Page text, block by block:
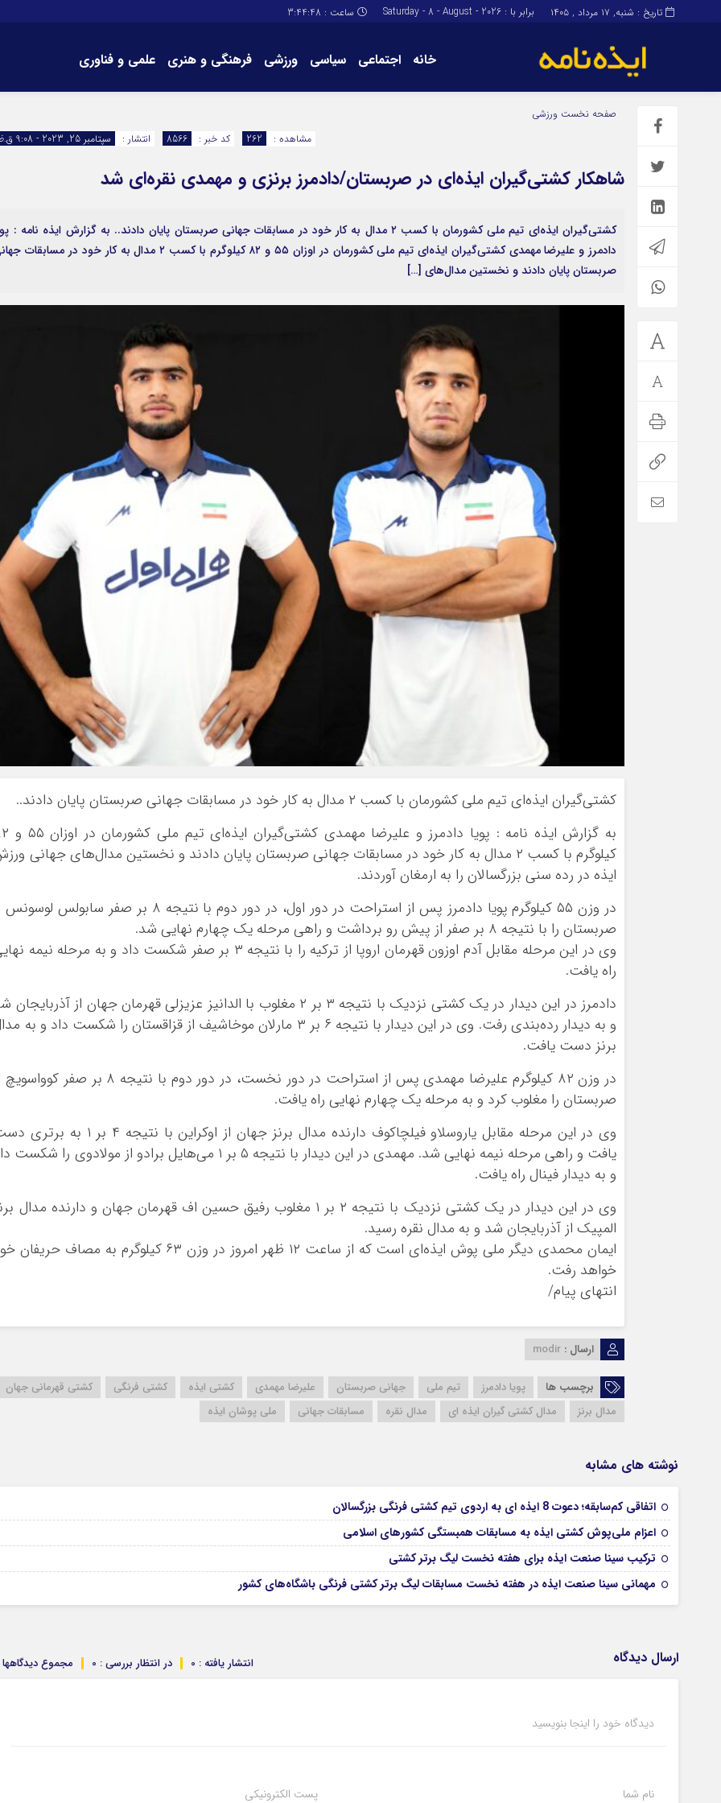
تاریخ : شنبه, ۱۷ مرداد , ۱۴۰۵ برابر با : Saturday - 8 - August - 2026 ساعت : 3:44:48
خانه اجتماعی سیاسی ورزشی فرهنگی و هنری علمی و فناوری
برگه نمونهصفحه نخست ورزشی
انتشار :
سپتامبر 25, 2023 - 9:08 ق.ظ کد خبر : 8566 مشاهده : 262
شاهکار کشتی‌گیران ایذه‌ای در صربستان/دادمرز برنزی و مهمدی نقره‌ای شد
کشتی‌گیران ایذه‌ای تیم ملی کشورمان با کسب ۲ مدال به کار خود در مسابقات جهانی صربستان پایان دادند.. به گزارش ایذه نامه :
دادمرز و علیرضا مهمدی کشتی‌گیران ایذه‌ای تیم ملی کشورمان در اوزان ۵۵ و ۸۲ کیلوگرم با کسب ۲ مدال به کار خود در
صربستان پایان دادند و نخستین مدال‌های […]
کشتی‌گیران ایذه‌ای تیم ملی کشورمان با کسب ۲ مدال به کار خود در مسابقات جهانی صربستان پایان دادند.
.
به گزارش ایذه نامه : پویا
کیلوگرم با کسب ۲ مدال به کار خود در مسابقات جهانی صربستان پایان دادند و نخستین مدال‌های جهانی
ایذه در رده سنی بزرگسالان را به ارمغان آوردند.
در وزن ۵۵ کیلوگرم پویا دادمرز پس از استراحت در دور اول، در دور دوم با نتیجه ۸ بر صفر سابولس
صربستان را با نتیجه ۸ بر صفر از پیش رو برداشت و راهی مرحله یک چهارم نهایی شد.
وی در این مرحله مقابل آدم اوزون قهرمان اروپا از ترکیه را با نتیجه ۳ بر صفر شکست داد و به مرحله نیمه
راه یافت.
دادمرز در این دیدار در یک کشتی نزدیک با نتیجه ۳ بر ۲ مغلوب با الدانیز عزیزلی قهرمان جهان از
و به دیدار رده‌بندی رفت. وی در این دیدار با نتیجه ۶ بر ۳ مارلان موخاشیف از قزاقستان را شکست داد و به
برنز دست یافت.
در وزن ۸۲ کیلوگرم علیرضا مهمدی پس از استراحت در دور نخست، در دور دوم با نتیجه ۸ بر صفر
صربستان را مغلوب کرد و به مرحله یک چهارم نهایی راه یافت.
وی در این مرحله مقابل یاروسلاو فیلچاکوف دارنده مدال برنز جهان از اوکراین با نتیجه ۴ بر ۱
یافت و راهی مرحله نیمه نهایی شد. مهمدی در این دیدار با نتیجه ۵ بر ۱ می‌هایل برادو از مولادوی را
و به دیدار فینال راه یافت.
وی در این دیدار در یک کشتی نزدیک با نتیجه ۲ بر ۱ مغلوب رفیق حسین اف قهرمان جهان و دارنده مدال
المپیک از آذربایجان شد و به مدال نقره رسید.
ایمان محمدی دیگر ملی پوش ایذه‌ای است که از ساعت ۱۲ ظهر امروز در وزن ۶۳ کیلوگرم به مصاف
خواهد رفت.
انتهای پیام/
ارسال : modir
برچسب ها پویا دادمرز تیم ملی جهانی صربستان علیرضا مهمدی کشتی ایذه کشتی فرنگی
کشتی قهرمانی جهان
مدال برنز
مدال کشتی گیران ایذه ای مدال نقره مسابقات جهانی ملی پوشان ایذه
نوشته های مشابه
اتفاقی کم‌سابقه؛ دعوت 8 ایذه ای به اردوی تیم کشتی فرنگی بزرگسالان
اعزام ملی‌پوش کشتی ایذه به مسابقات همبستگی کشورهای اسلامی
ترکیب سینا صنعت ایذه برای هفته نخست لیگ برتر کشتی
مهمانی سینا صنعت ایذه در هفته نخست مسابقات لیگ برتر کشتی فرنگی باشگاه‌های کشور
ارسال دیدگاه مجموع دیدگاهها : در انتظار بررسی : 0 انتشار یافته : 0
دیدگاه خود را اینجا بنویسید
نام شما پست الکترونیکی